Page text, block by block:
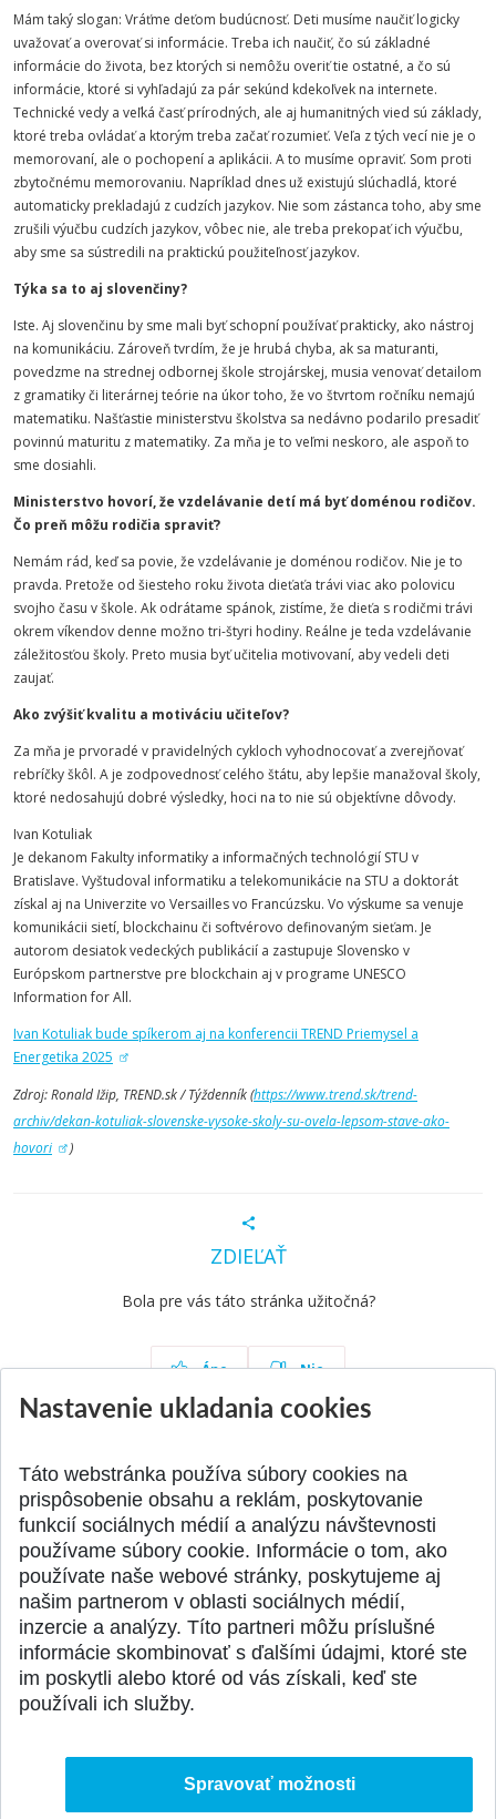
Mám taký slogan: Vráťme deťom budúcnosť. Deti musíme naučiť logicky
uvažovať a overovať si informácie. Treba ich naučiť, čo sú základné
informácie do života, bez ktorých si nemôžu overiť tie ostatné, a čo sú
informácie, ktoré si vyhľadajú za pár sekúnd kdekoľvek na internete.
Technické vedy a veľká časť prírodných, ale aj humanitných vied sú základy,
ktoré treba ovládať a ktorým treba začať rozumieť. Veľa z tých vecí nie je o
memorovaní, ale o pochopení a aplikácii. A to musíme opraviť. Som proti
zbytočnému memorovaniu. Napríklad dnes už existujú slúchadlá, ktoré
automaticky prekladajú z cudzích jazykov. Nie som zástanca toho, aby sme
zrušili výučbu cudzích jazykov, vôbec nie, ale treba prekopať ich výučbu,
aby sme sa sústredili na praktickú použiteľnosť jazykov.
Týka sa to aj slovenčiny?
Iste. Aj slovenčinu by sme mali byť schopní používať prakticky, ako nástroj
na komunikáciu. Zároveň tvrdím, že je hrubá chyba, ak sa maturanti,
povedzme na strednej odbornej škole strojárskej, musia venovať detailom
z gramatiky či literárnej teórie na úkor toho, že vo štvrtom ročníku nemajú
matematiku. Našťastie ministerstvu školstva sa nedávno podarilo presadiť
povinnú maturitu z matematiky. Za mňa je to veľmi neskoro, ale aspoň to
sme dosiahli.
Ministerstvo hovorí, že vzdelávanie detí má byť doménou rodičov.
Čo preň môžu rodičia spraviť?
Nemám rád, keď sa povie, že vzdelávanie je doménou rodičov. Nie je to
pravda. Pretože od šiesteho roku života dieťaťa trávi viac ako polovicu
svojho času v škole. Ak odrátame spánok, zistíme, že dieťa s rodičmi trávi
okrem víkendov denne možno tri-štyri hodiny. Reálne je teda vzdelávanie
záležitosťou školy. Preto musia byť učitelia motivovaní, aby vedeli deti
zaujať.
Ako zvýšiť kvalitu a motiváciu učiteľov?
Za mňa je prvoradé v pravidelných cykloch vyhodnocovať a zverejňovať
rebríčky škôl. A je zodpovednosť celého štátu, aby lepšie manažoval školy,
ktoré nedosahujú dobré výsledky, hoci na to nie sú objektívne dôvody.
Ivan Kotuliak
Je dekanom Fakulty informatiky a informačných technológií STU v
Bratislave. Vyštudoval informatiku a telekomunikácie na STU a doktorát
získal aj na Univerzite vo Versailles vo Francúzsku. Vo výskume sa venuje
komunikácii sietí, blockchainu či softvérovo definovaným sieťam. Je
autorom desiatok vedeckých publikácií a zastupuje Slovensko v
Európskom partnerstve pre blockchain aj v programe UNESCO
Information for All.
Ivan Kotuliak bude spíkerom aj na konferencii TREND Priemysel a
Energetika 2025
Zdroj: Ronald Ižip, TREND.sk / Týždenník (https://www.trend.sk/trend-
archiv/dekan-kotuliak-slovenske-vysoke-skoly-su-ovela-lepsom-stave-ako-
hovori
)
ZDIEĽAŤ
Bola pre vás táto stránka užitočná?
Áno Nie
Aktuality Všetky aktuality
SPÄŤ NA VRCH
Nastavenie ukladania cookies
Táto webstránka používa súbory cookies na
prispôsobenie obsahu a reklám, poskytovanie
funkcií sociálnych médií a analýzu návštevnosti
používame súbory cookie. Informácie o tom, ako
používate naše webové stránky, poskytujeme aj
našim partnerom v oblasti sociálnych médií,
inzercie a analýzy. Títo partneri môžu príslušné
informácie skombinovať s ďalšími údajmi, ktoré ste
im poskytli alebo ktoré od vás získali, keď ste
používali ich služby.
Spravovať možnosti